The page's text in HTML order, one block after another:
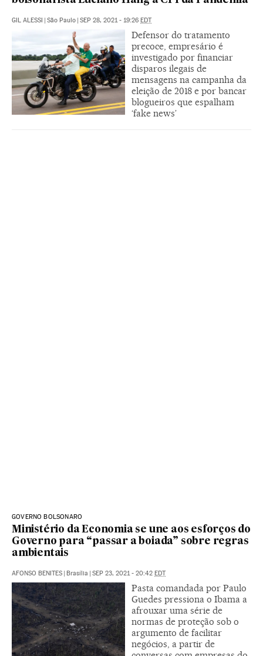
GIL ALESSI | São Paulo | SEP 28, 2021 - 19:26 EDT
Defensor do tratamento
precoce, empresário é
investigado por financiar
disparos ilegais de
mensagens na campanha da
eleição de 2018 e por bancar
blogueiros que espalham
‘fake news’
GOVERNO BOLSONARO
Ministério da Economia se une aos esforços do
Governo para “passar a boiada” sobre regras
ambientais
AFONSO BENITES | Brasília | SEP 23, 2021 - 20:42 EDT
Pasta comandada por Paulo
Guedes pressiona o Ibama a
afrouxar uma série de
normas de proteção sob o
argumento de facilitar
negócios, a partir de